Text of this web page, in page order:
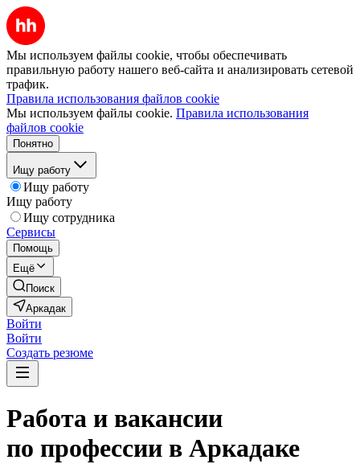
Мы используем файлы cookie, чтобы обеспечивать
правильную работу нашего веб-сайта и анализировать сетевой
трафик.
Правила использования файлов cookie
Мы используем файлы cookie. Правила использования
файлов cookie
Понятно
Ищу работу
Ищу работу
Ищу работу
Ищу сотрудника
Сервисы
Помощь
Ещё
Поиск
Аркадак
Войти
Войти
Создать резюме
Работа и вакансии
по профессии в Аркадаке